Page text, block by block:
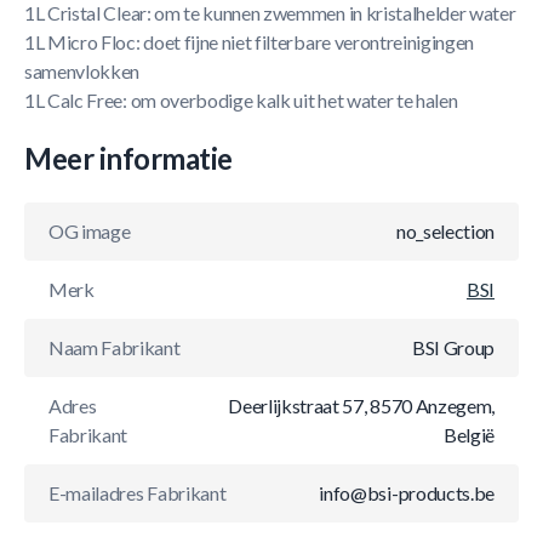
1L Cristal Clear: om te kunnen zwemmen in kristalhelder water
1L Micro Floc: doet fijne niet filterbare verontreinigingen
samenvlokken
1L Calc Free: om overbodige kalk uit het water te halen
Meer informatie
OG image no_selection
Merk BSI
Naam Fabrikant BSI Group
Adres
Fabrikant
Deerlijkstraat 57, 8570 Anzegem,
België
E-mailadres Fabrikant info@bsi-products.be